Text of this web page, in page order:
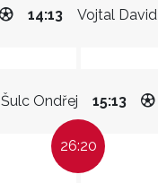
Vojtal David
14:13
Šulc Ondřej 15:13
26:20